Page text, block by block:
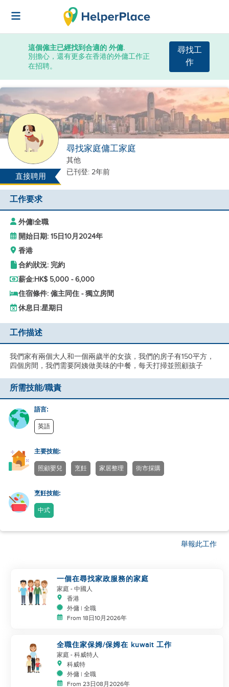
這個僱主已經找到合適的 外傭.
別擔心，還有更多在香港的外傭工作正
在招聘。
尋找工
作
直接聘用
尋找家庭傭工家庭
其他
已刊登: 2年前
工作要求
外傭|全職
開始日期: 15日10月2024年
香港
合約狀況: 完約
薪金:HK$ 5,000 - 6,000
住宿條件: 僱主同住 - 獨立房間
休息日:星期日
工作描述
我們家有兩個大人和一個兩歲半的女孩，我們的房子有150平方，
四個房間，我們需要阿姨做美味的中餐，每天打掃並照顧孩子
所需技能/職責
語言:
英語
主要技能:
照顧嬰兒 烹飪 家居整理 街市採購
烹飪技能:
中式
舉報此工作
一個在尋找家政服務的家庭
家庭 - 中國人
香港
外傭 | 全職
From 18日10月2026年
全職住家保姆/保姆在 kuwait 工作
家庭 - 科威特人
科威特
外傭 | 全職
From 23日08月2026年